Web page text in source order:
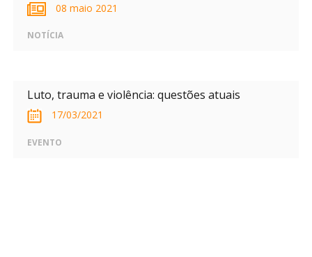
08 maio 2021
NOTÍCIA
Luto, trauma e violência: questões atuais
17/03/2021
EVENTO